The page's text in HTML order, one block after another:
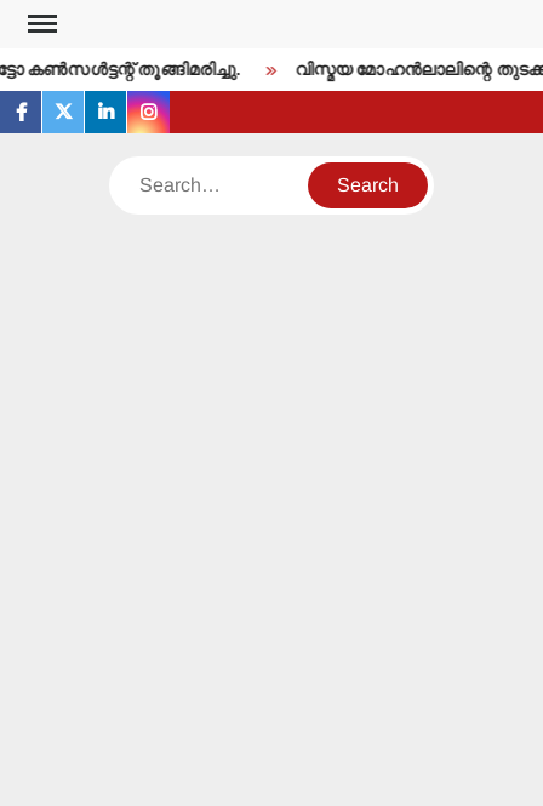
Skip
content
കണ്‍സള്‍ട്ടന്റ് തൂങ്ങിമരിച്ചു. വിസ്മയ മോഹന്‍ലാലിന്റെ
facebook
twitterlinkedininstagram
Search